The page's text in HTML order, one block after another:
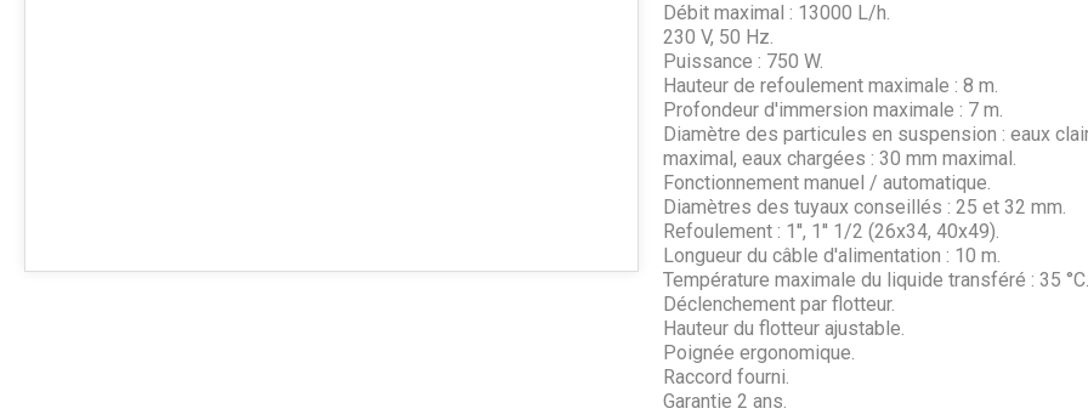
Débit maximal : 13000 L/h.
230 V, 50 Hz.
Puissance : 750 W.
Hauteur de refoulement maximale : 8 m.
Profondeur d'immersion maximale : 7 m.
Diamètre des particules en suspension : eaux
maximal, eaux chargées : 30 mm maximal.
Fonctionnement manuel / automatique.
Diamètres des tuyaux conseillés : 25 et 32 mm.
Refoulement : 1'', 1'' 1/2 (26x34, 40x49).
Longueur du câble d'alimentation : 10 m.
Température maximale du liquide transféré : 35 °C.
Déclenchement par flotteur.
Hauteur du flotteur ajustable.
Poignée ergonomique.
Raccord fourni.
Garantie 2 ans.